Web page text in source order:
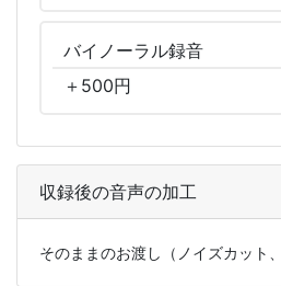
バイノーラル録音
＋ 500円
収録後の音声の加工
そのままのお渡し（ノイズカット